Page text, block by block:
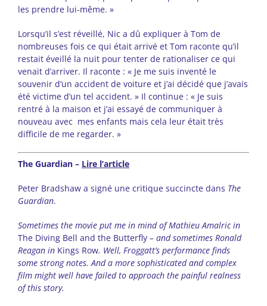
les prendre lui-même. »
Lorsqu’il s’est réveillé, Nic a dû expliquer à Tom de
nombreuses fois ce qui était arrivé et Tom raconte qu’il
restait éveillé la nuit pour tenter de rationaliser ce qui
venait d’arriver. Il raconte : « Je me suis inventé le
souvenir d’un accident de voiture et j’ai décidé que j’avais
été victime d’un tel accident. » Il continue : « Je suis
rentré à la maison et j’ai essayé de communiquer à
nouveau avec mes enfants mais cela leur était très
difficile de me regarder. »
The Guardian – Lire l’article
Peter Bradshaw a signé une critique succincte dans The
Guardian.
Sometimes the movie put me in mind of Mathieu Amalric in
The Diving Bell and the Butterfly – and sometimes Ronald
Reagan in Kings Row. Well, Froggatt’s performance finds
some strong notes. And a more sophisticated and complex
film might well have failed to approach the painful realness
of this story.